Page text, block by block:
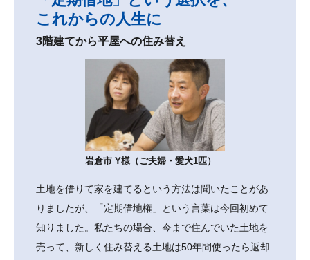
これからの人生に
3階建てから平屋への住み替え
土地を借りて家を建てるという方法は聞いたことがあ
りましたが、「定期借地権」という言葉は今回初めて
知りました。私たちの場合、今まで住んでいた土地を
売って、新しく住み替える土地は50年間使ったら返却
岩倉市 Y様（ご夫婦・愛犬1匹）